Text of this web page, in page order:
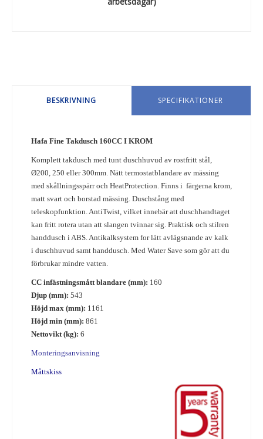
BESKRIVNING SPECIFIKATIONER
Hafa Fine Takdusch 160CC I KROM
Komplett takdusch med tunt duschhuvud av rostfritt stål,
Ø200, 250 eller 300mm. Nätt termostatblandare av mässing
med skållningsspärr och HeatProtection. Finns i färgerna krom,
matt svart och borstad mässing. Duschstång med
teleskopfunktion. AntiTwist, vilket innebär att duschhandtaget
kan fritt rotera utan att slangen tvinnar sig. Praktisk och stilren
handdusch i ABS. Antikalksystem for lätt avlägsnande av kalk
i duschhuvud samt handdusch. Med Water Save som gör att du
förbrukar mindre vatten.
CC infästningsmått blandare (mm): 160
Djup (mm): 543
Höjd max (mm): 1161
Höjd min (mm): 861
Nettovikt (kg): 6
Monteringsanvisning
Måttskiss